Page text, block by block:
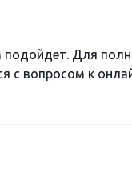
Для
с вопросом к